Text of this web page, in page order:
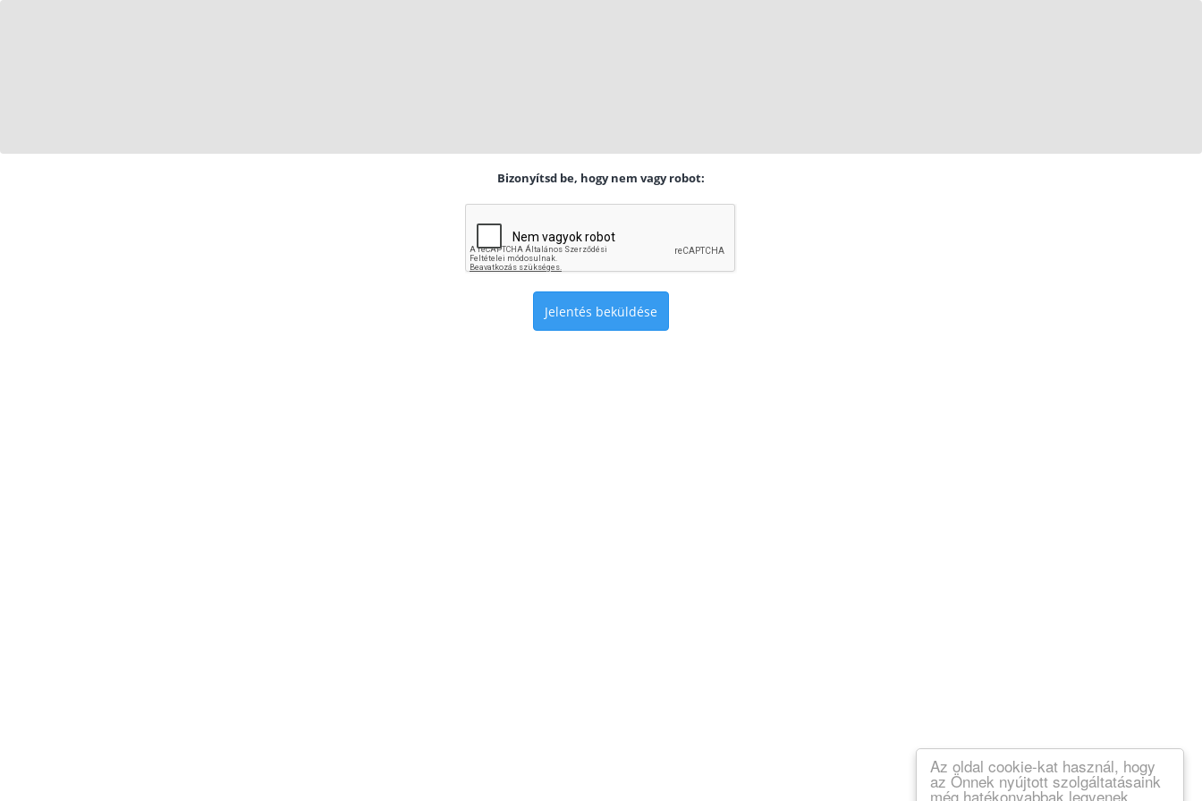
Az oldal cookie-kat használ, hogy
az Önnek nyújtott szolgáltatásaink
még hatékonyabbak legyenek.
Bizonyítsd be, hogy nem vagy robot:
Jelentés beküldése